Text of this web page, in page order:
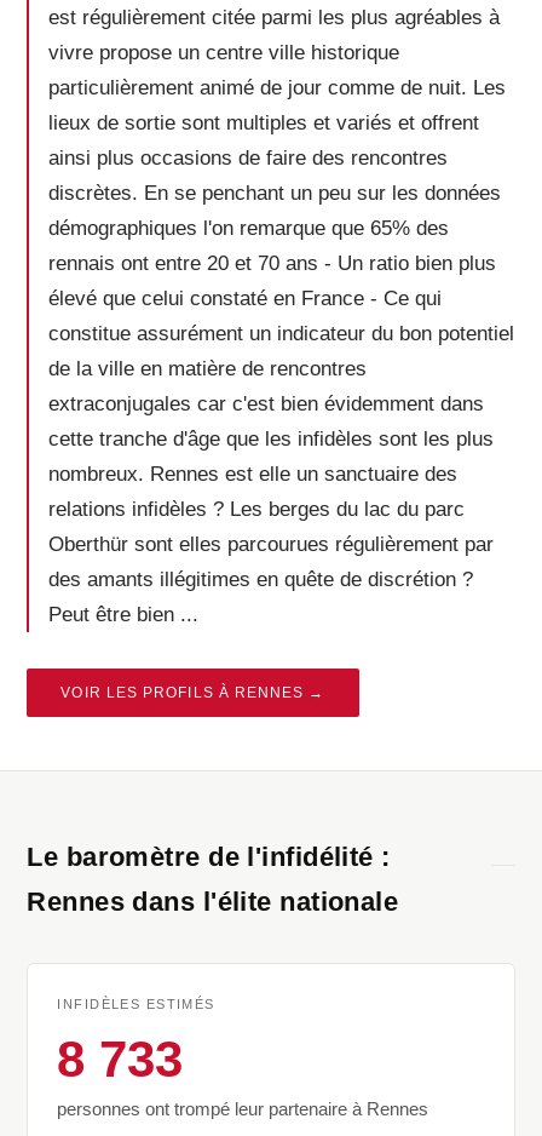
est régulièrement citée parmi les plus agréables à
vivre propose un centre ville historique
particulièrement animé de jour comme de nuit. Les
lieux de sortie sont multiples et variés et offrent
ainsi plus occasions de faire des rencontres
discrètes. En se penchant un peu sur les données
démographiques l'on remarque que 65% des
rennais ont entre 20 et 70 ans - Un ratio bien plus
élevé que celui constaté en France - Ce qui
constitue assurément un indicateur du bon potentiel
de la ville en matière de rencontres
extraconjugales car c'est bien évidemment dans
cette tranche d'âge que les infidèles sont les plus
nombreux. Rennes est elle un sanctuaire des
relations infidèles ? Les berges du lac du parc
Oberthür sont elles parcourues régulièrement par
des amants illégitimes en quête de discrétion ?
Peut être bien ...
VOIR LES PROFILS À RENNES →
Le baromètre de l'infidélité :
Rennes dans l'élite nationale
INFIDÈLES ESTIMÉS
8 733
personnes ont trompé leur partenaire à Rennes